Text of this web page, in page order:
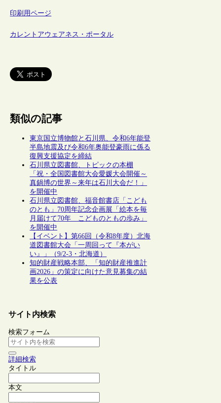
印刷用ページ
カレントアウェアネス・ポータル
類似の記事
東京国立博物館と石川県、令和6年能登
半島地震及び令和6年奥能登豪雨に係る
復興支援協定を締結
石川県立図書館、トピックの本棚
「祝・全国図書館大会愛媛大会開催～
真鍋博の世界～来年は石川大会だ！」
を開催中
石川県立図書館、福音館書店「こども
のとも」70周年記念企画展「絵本を毎
月届けて70年 こどものともの歩み」
を開催中
【イベント】第66回（令和8年度）北海
道図書館大会「一周回って『本がい
い』」（9/2-3・北海道）
知的財産戦略本部、「知的財産推進計
画2026」の策定に向けた意見募集の結
果を公表
サイト内検索
検索フォーム
詳細検索
タイトル
本文